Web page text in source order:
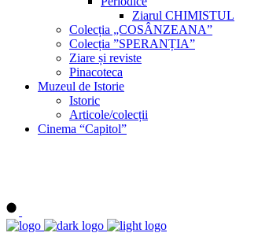
Ziarul CHIMISTUL
Colecția „COSÂNZEANA”
Colecția ”SPERANȚIA”
Ziare și reviste
Pinacoteca
Muzeul de Istorie
Istoric
Articole/colecții
Cinema “Capitol”